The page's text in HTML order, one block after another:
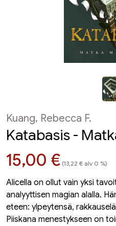
Kuang, Rebecca F.
Katabasis -
Hinta nyt
15,00 € (13,22 € alv 0 %)
Alicella on ollut vain yksi
analyyttisen magian alalla.
eteen: ylpeytensä,
Piiskana menestykseen on